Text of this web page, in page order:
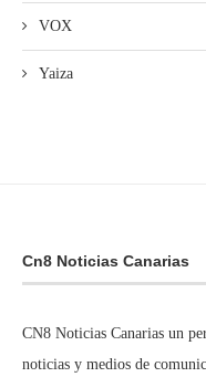
VOX
Yaiza
Cn8 Noticias Canarias
CN8 Noticias Canarias un
noticias y medios de